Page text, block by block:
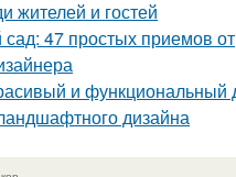
жителей и гостей
47 простых приемов от
и функциональный
дизайна